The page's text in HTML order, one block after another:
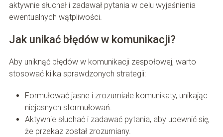
aktywnie słuchał i zadawał pytania w celu wyjaśnienia
ewentualnych wątpliwości.
Jak unikać błędów w komunikacji?
Aby uniknąć błędów w komunikacji zespołowej, warto
stosować kilka sprawdzonych strategii:
Formułować jasne i zrozumiałe komunikaty, unikając
niejasnych sformułowań.
Aktywnie słuchać i zadawać pytania, aby upewnić się,
że przekaz został zrozumiany.